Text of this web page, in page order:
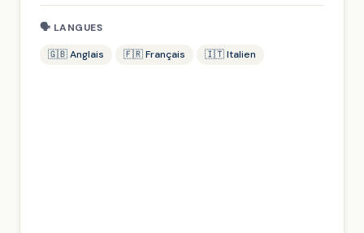
🗣 LANGUES
🇬🇧 Anglais 🇫🇷 Français 🇮🇹 Italien